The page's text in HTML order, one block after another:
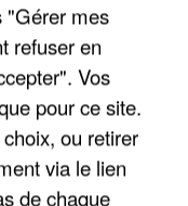
PAR UNE
"Gérer mes
refuser en
Vos
pour ce site.
ou retirer
via le lien
de chaque